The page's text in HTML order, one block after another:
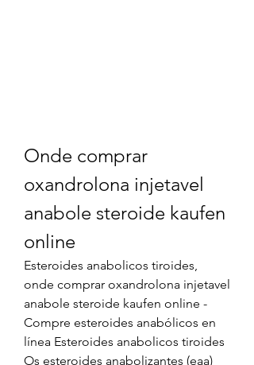
Onde comprar
oxandrolona injetavel
anabole steroide kaufen
online
Esteroides anabolicos tiroides,
onde comprar oxandrolona injetavel
anabole steroide kaufen online -
Compre esteroides anabólicos en
línea Esteroides anabolicos tiroides
Os esteroides anabolizantes (eaa)